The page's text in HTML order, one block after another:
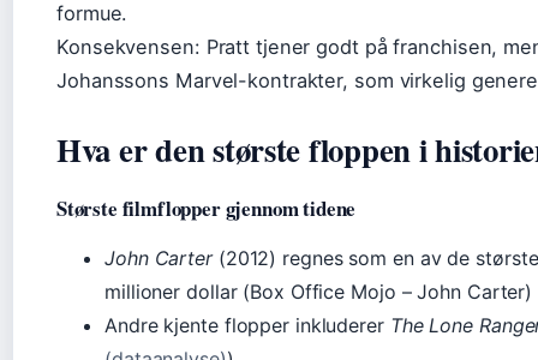
formue.
Konsekvensen: Pratt tjener godt på franchisen,
Johanssons Marvel-kontrakter, som virkelig
Hva er den største floppen i
Største filmflopper gjennom tidene
John Carter(2012) regnes som en av de
millioner dollar (Box Office Mojo – John Carter)
Andre kjente flopper inkluderer The Lone